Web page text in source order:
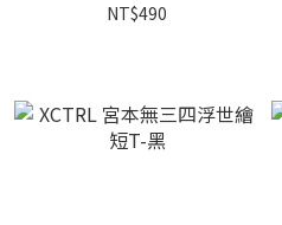
NT$490